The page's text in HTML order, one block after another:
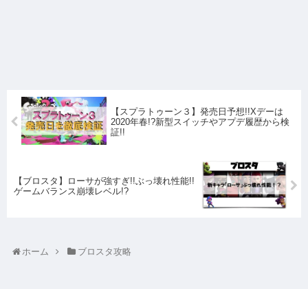
【スプラトゥーン３】発売日予想!!Xデーは
2020年春!?新型スイッチやアプデ履歴から検
証!!
【ブロスタ】ローサが強すぎ!!ぶっ壊れ性能!!
ゲームバランス崩壊レベル!?
ホーム ブロスタ攻略